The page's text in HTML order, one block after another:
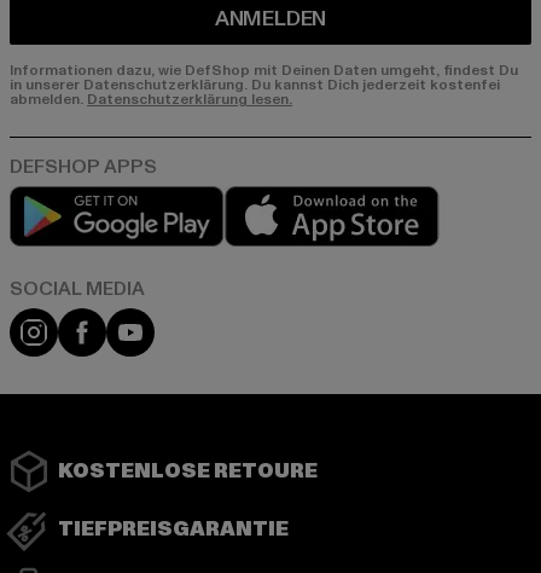
ANMELDEN
Informationen dazu, wie DefShop mit Deinen Daten umgeht, findest Du
in unserer Datenschutzerklärung. Du kannst Dich jederzeit kostenfei
abmelden. Datenschutzerklärung lesen.
Play market
Instagram
FacebookYouTube
KOSTENLOSE RETOURE
TIEFPREISGARANTIE